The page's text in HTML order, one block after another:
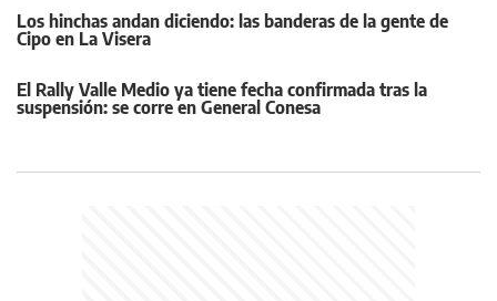
Los hinchas andan diciendo: las banderas de la gente de
Cipo en La Visera
El Rally Valle Medio ya tiene fecha confirmada tras la
suspensión: se corre en General Conesa